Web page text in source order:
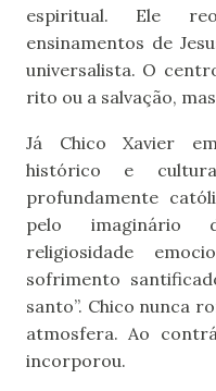
espiritual. Ele
ensinamentos de
universalista. O
rito ou a salvação,
Já Chico Xavier
histórico e
profundamente
pelo imaginário
religiosidade
sofrimento
santo”. Chico nunca
atmosfera. Ao
incorporou.